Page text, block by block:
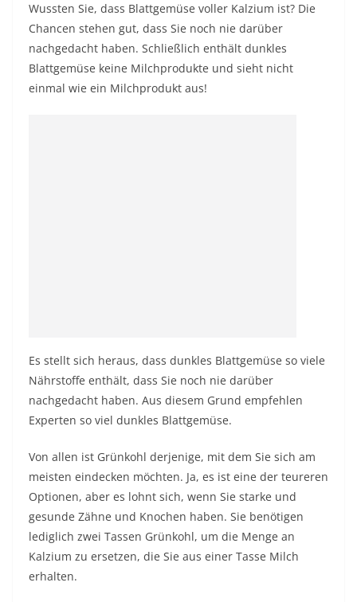
Wussten Sie, dass Blattgemüse voller Kalzium ist? Die
Chancen stehen gut, dass Sie noch nie darüber
nachgedacht haben. Schließlich enthält dunkles
Blattgemüse keine Milchprodukte und sieht nicht
einmal wie ein Milchprodukt aus!
Es stellt sich heraus, dass dunkles Blattgemüse so viele
Nährstoffe enthält, dass Sie noch nie darüber
nachgedacht haben. Aus diesem Grund empfehlen
Experten so viel dunkles Blattgemüse.
Von allen ist Grünkohl derjenige, mit dem Sie sich am
meisten eindecken möchten. Ja, es ist eine der teureren
Optionen, aber es lohnt sich, wenn Sie starke und
gesunde Zähne und Knochen haben. Sie benötigen
lediglich zwei Tassen Grünkohl, um die Menge an
Kalzium zu ersetzen, die Sie aus einer Tasse Milch
erhalten.